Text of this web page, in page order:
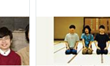
月）
11月）